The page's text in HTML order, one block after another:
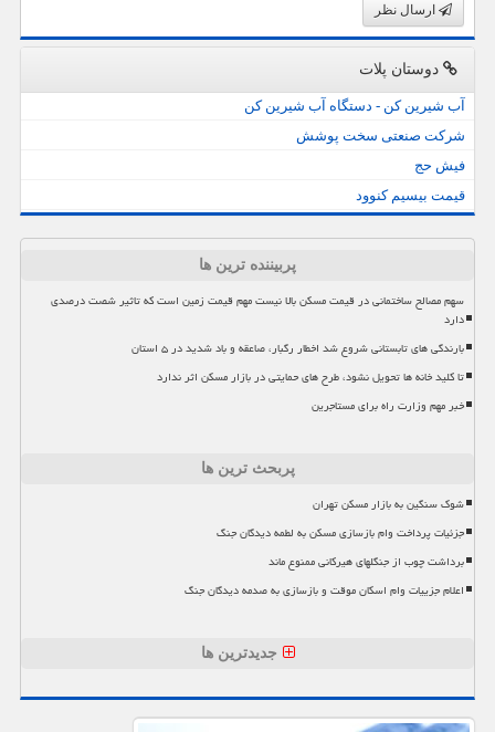
ارسال نظر
دوستان پلات
آب شیرین کن - دستگاه آب شیرین کن
شرکت صنعتی سخت پوشش
فیش حج
قیمت بیسیم کنوود
پربیننده ترین ها
سهم مصالح ساختمانی در قیمت مسکن بالا نیست مهم قیمت زمین است که تاثیر شصت درصدی
دارد
بارندگی های تابستانی شروع شد اخطار رگبار، صاعقه و باد شدید در ۵ استان
تا کلید خانه ها تحویل نشود، طرح های حمایتی در بازار مسکن اثر ندارد
خبر مهم وزارت راه برای مستاجرین
پربحث ترین ها
شوک سنگین به بازار مسکن تهران
جزئیات پرداخت وام بازسازی مسکن به لطمه دیدگان جنگ
برداشت چوب از جنگلهای هیرکانی ممنوع ماند
اعلام جزییات وام اسکان موقت و بازسازی به صدمه دیدگان جنگ
جدیدترین ها